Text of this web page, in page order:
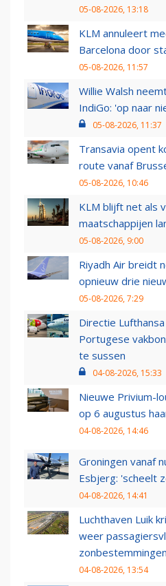
05-08-2026, 13:18
KLM annuleert
Barcelona door
05-08-2026, 11:57
Willie Walsh
IndiGo: 'op naar
05-08-2026, 11:37
Transavia opent
route vanaf
05-08-2026, 10:46
KLM blijft net als
maatschappijen
05-08-2026, 9:00
Riyadh Air breidt
opnieuw drie
05-08-2026, 7:29
Directie
Portugese
te sussen
04-08-2026, 15:33
Nieuwe Privium-
op 6 augustus
04-08-2026, 14:46
Groningen vanaf
Esbjerg: 'scheelt
04-08-2026, 14:41
Luchthaven Luik
weer
zonbestemmingen
04-08-2026, 13:54